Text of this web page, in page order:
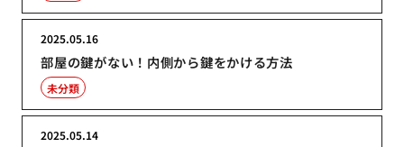
部屋の鍵がない！内側から鍵をかける方法
2025.05.16
未分類
2025.05.14